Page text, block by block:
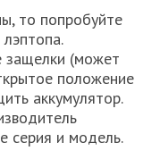
то попробуйте
защелки (может
положение
аккумулятор.
серия и модель.